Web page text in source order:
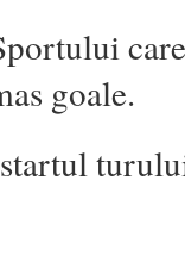
goale.